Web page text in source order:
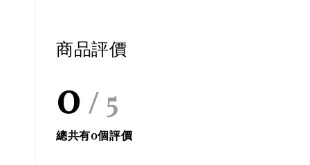
商品評價
0 / 5
總共有0個評價